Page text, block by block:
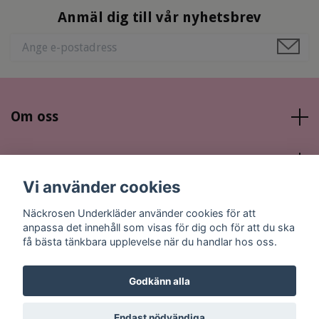
Anmäl dig till vår nyhetsbrev
Om oss
Sociala medier
© 2026 Näckrosen Underkläder
Vi använder cookies
Näckrosen Underkläder använder cookies för att
anpassa det innehåll som visas för dig och för att du ska
få bästa tänkbara upplevelse när du handlar hos oss.
Godkänn alla